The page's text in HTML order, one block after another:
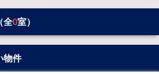
全0室）
物件